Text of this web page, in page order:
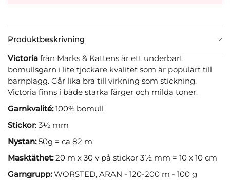
Produktbeskrivning
Victoria från Marks & Kattens är ett underbart
bomullsgarn i lite tjockare kvalitet som är populärt till
barnplagg. Går lika bra till virkning som stickning.
Victoria finns i både starka färger och milda toner.
Garnkvalité:100% bomull
Stickor: 3½ mm
Nystan:50g = ca 82 m
Masktäthet:20 m x 30 v på stickor 3½ mm = 10 x 10 cm
Garngrupp:WORSTED, ARAN - 120-200 m - 100 g